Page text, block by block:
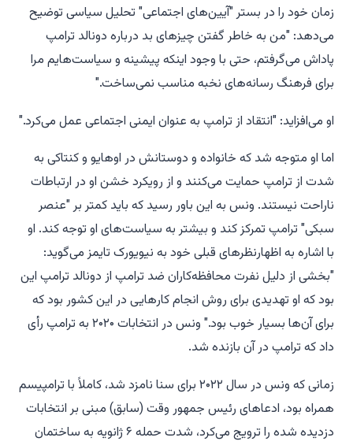
زمان خود را در بستر "آیین‌های اجتماعی" تحلیل سیاسی توضیح
می‌دهد: "من به خاطر گفتن چیزهای بد درباره دونالد ترامپ
پاداش می‌گرفتم، حتی با وجود اینکه پیشینه و سیاست‌هایم مرا
برای فرهنگ رسانه‌های نخبه مناسب نمی‌ساخت."
او می‌افزاید: "انتقاد از ترامپ به عنوان ایمنی اجتماعی عمل می‌کرد."
اما او متوجه شد که خانواده و دوستانش در اوهایو و کنتاکی به
شدت از ترامپ حمایت می‌کنند و از رویکرد خشن او در ارتباطات
ناراحت نیستند. ونس به این باور رسید که باید کمتر بر "عنصر
سبکی" ترامپ تمرکز کند و بیشتر به سیاست‌های او توجه کند. او
با اشاره به اظهارنظرهای قبلی خود به نیویورک تایمزمی‌گوید:
"بخشی از دلیل نفرت محافظه‌کاران ضد ترامپ از دونالد ترامپ این
بود که او تهدیدی برای روش انجام کارهایی در این کشور بود که
برای آن‌ها بسیار خوب بود." ونس در انتخابات ۲۰۲۰ به ترامپ رأی
داد که ترامپ در آن بازنده شد.
زمانی که ونس در سال ۲۰۲۲ برای سنا نامزد شد، کاملاً با ترامپیسم
همراه بود، ادعاهای رئیس جمهور وقت (سابق) مبنی بر انتخابات
دزدیده شده را ترویج می‌کرد، شدت حمله ۶ ژانویه به ساختمان